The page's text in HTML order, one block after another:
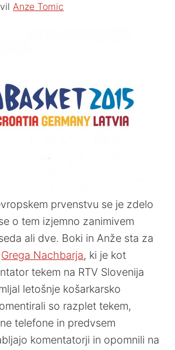
Anze Tomic
prvenstvu se je zdelo
o tem izjemno zanimivem
ali dve. Boki in Anže sta za
Grega Nachbarja, ki je kot
tekem na RTV Slovenija
letošnje košarkarsko
so razplet tekem,
telefone in predvsem
komentatorji in opomnili na